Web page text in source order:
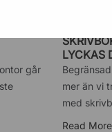
går
LYCKAS
mer än vi
med
Read More